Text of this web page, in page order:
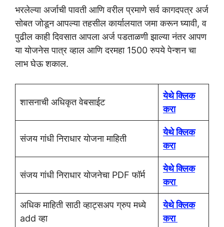
भरलेल्या अर्जाची पावती आणि वरील प्रमाणे सर्व कागदपत्र अर्ज
सोबत जोडून आपल्या तहसील कार्यालयात जमा करून घ्यावी, व
पुढील काही दिवसात आपला अर्ज पडताळणी झाल्या नंतर आपण
या योजनेस पात्र व्हाल आणि दरमहा 1500 रुपये पेन्शन चा
लाभ घेऊ शकाल.
शासनाची अधिकृत वेबसाईट
येथे क्लिक
करा
संजय गांधी निराधार योजना माहिती
येथे क्लिक
करा
संजय गांधी निराधार योजनेचा PDF फॉर्म
येथे क्लिक
करा
अधिक माहिती साठी व्हाट्सअप ग्रुप मध्ये
add व्हा
येथे क्लिक
करा